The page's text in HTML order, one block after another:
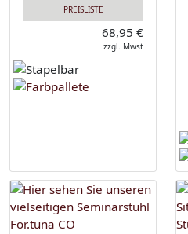
PREISLISTE
68,95 €
zzgl. Mwst